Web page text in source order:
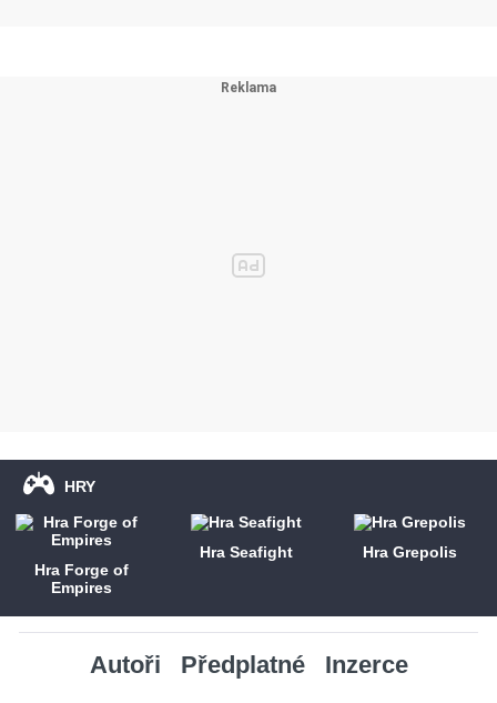
HRY
Hra Forge of
Empires
Hra Seafight Hra Grepolis
Autoři Předplatné Inzerce